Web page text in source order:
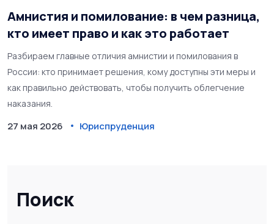
Поиск
Амнистия и помилование: в чем разница,
кто имеет право и как это работает
Разбираем главные отличия амнистии и помилования в
России: кто принимает решения, кому доступны эти меры и
как правильно действовать, чтобы получить облегчение
наказания.
27 мая 2026 Юриспруденция